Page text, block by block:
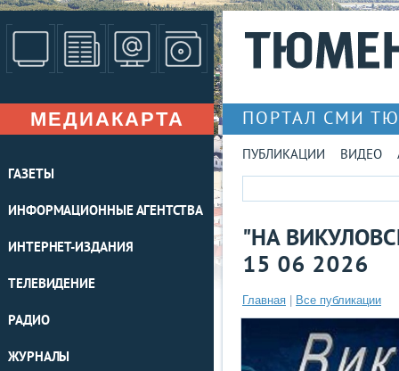
МЕДИАКАРТА
ГАЗЕТЫ
ИНФОРМАЦИОННЫЕ АГЕНТСТВА
ИНТЕРНЕТ-ИЗДАНИЯ
ТЕЛЕВИДЕНИЕ
РАДИО
ЖУРНАЛЫ
ПОРТАЛ СМИ
ПУБЛИКАЦИИ ВИДЕО
"НА
15 06 2026
Главная Все публикации